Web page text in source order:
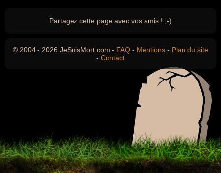
Partagez cette page avec vos amis ! ;-)
© 2004 - 2026 JeSuisMort.com - FAQ - Mentions - Plan du site
- Contact